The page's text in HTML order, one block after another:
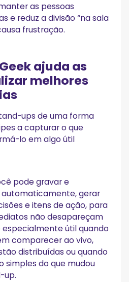
as pessoas
e reduz a divisão “na sala
frustração.
ajuda as
melhores
ups de uma forma
a capturar o que
lo em algo útil
pode gravar e
gerar
e itens de ação, para
não desapareçam
especialmente útil quando
comparecer ao vivo,
distribuídas ou quando
simples do que mudou
up.